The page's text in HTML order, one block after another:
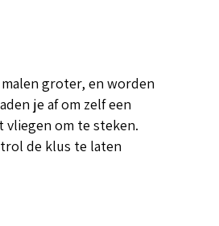
groter, en worden
je af om zelf een
vliegen om te steken.
de klus te laten